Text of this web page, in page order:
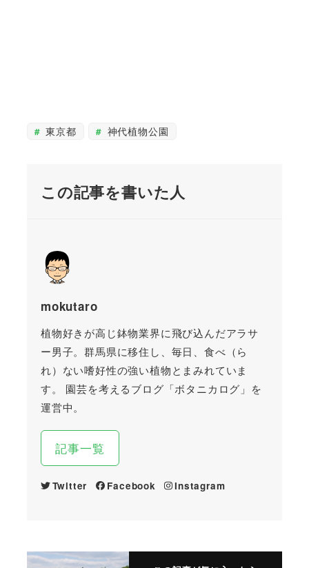
東京都 神代植物公園
この記事を書いた人
mokutaro
植物好きが高じ鉢物業界に飛び込んだアラサ
ー男子。群馬県に移住し、毎日、食べ（ら
れ）ない嗜好性の強い植物とまみれていま
す。 園芸を考えるブログ「ボタニカログ」を
運営中。
記事一覧
Twitter Facebook Instagram